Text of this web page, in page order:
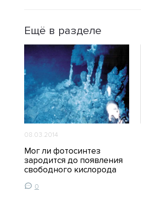
Ещё в разделе
08.03.2014
Мог ли фотосинтез
зародится до появления
свободного кислорода
0